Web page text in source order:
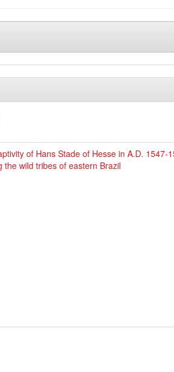
of Hans Stade of Hesse in A.D. 1547-
the wild tribes of eastern Brazil